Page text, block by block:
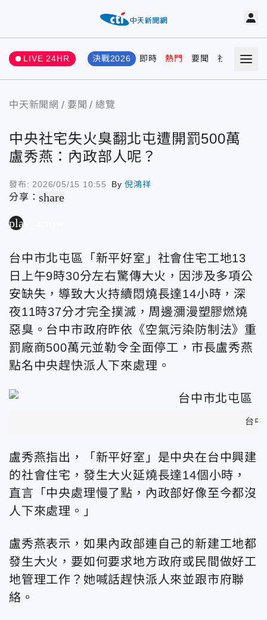
LIVE 24HR 決戰2026 即時 熱門 要聞 社會 娛樂
中天新聞網 要聞 總覽
中央社宅失火臭翻北屯遭開罰500萬
盧秀燕：內政部人呢？
發布: 2026/05/15 10:55 By倪鴻祥
分享：share
play_arrow
台中市北屯區「新平好室」社會住宅工地13
日上午9時30分左右驚傳大火，因涉及多項公
安缺失，導致大火持續悶燒長達14小時，深
夜11時37分才完全撲滅，周邊瀰漫塑膠燃燒
惡臭。台中市政府昨依《空氣污染防制法》重
罰廠商500萬元並勒令全面停工，市長盧秀燕
點名中央趕快派人下來處理。
台中
盧秀燕指出，「新平好室」是中央在台中興建
的社會住宅，發生大火延燒長達14個小時，
直言「中央處理慢了點，內政部好像至今都沒
人下來處理。」
盧秀燕表示，如果內政部連自己的新建工地都
發生大火，要如何要求地方政府或民間做好工
地管理工作？她喊話趕快派人來並跟市府聯
絡。